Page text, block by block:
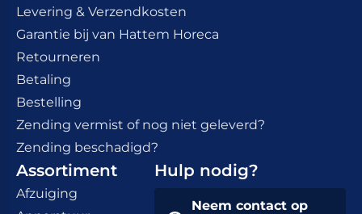
Levering & Verzendkosten
Garantie bij van Hattem Horeca
Retourneren
Betaling
Bestelling
Zending vermist of nog niet geleverd?
Zending beschadigd?
Assortiment
Afzuiging
Hulp nodig?
Neem contact op